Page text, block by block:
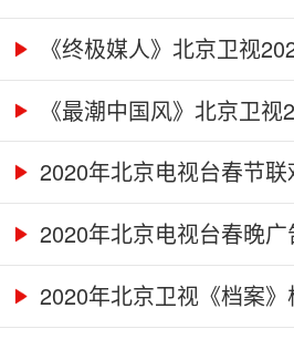
《终极媒人》北京卫视
《最潮中国风》北京卫
2020年北京电视台春节
2020年北京电视台春晚
2020年北京卫视《档案